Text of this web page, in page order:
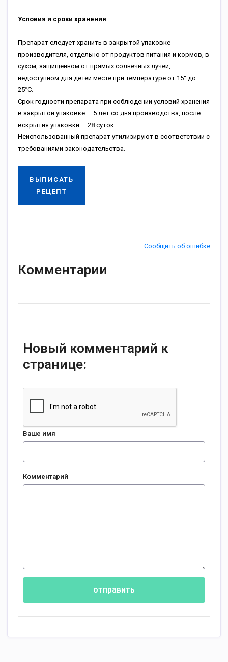
Условия и сроки хранения
Препарат следует хранить в закрытой упаковке
производителя, отдельно от продуктов питания и кормов, в
сухом, защищенном от прямых солнечных лучей,
недоступном для детей месте при температуре от 15° до
25°С.
Срок годности препарата при соблюдении условий хранения
в закрытой упаковке — 5 лет со дня производства, после
вскрытия упаковки — 28 суток.
Неиспользованный препарат утилизируют в соответствии с
требованиями законодательства.
ВЫПИСАТЬ
РЕЦЕПТ
Сообщить об ошибке
Комментарии
Новый комментарий к
странице:
Ваше имя
Комментарий
отправить